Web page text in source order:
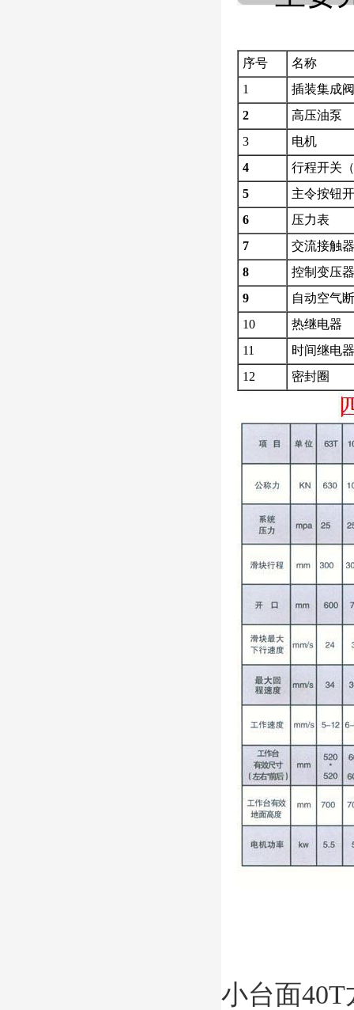
序号
名称
1
插装集成阀
2
高压油泵
3
电机
4
行程开关
5
主令按钮
6
压力表
7
交流接触
8
控制变压器
9
自动空气
10
热继电器
11
时间继电器
12
密封圈
小台面